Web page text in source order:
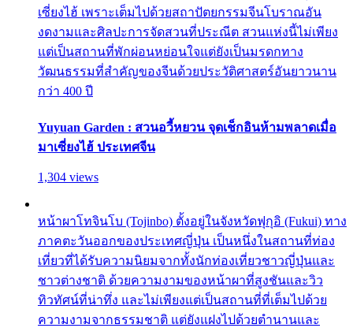
เซี่ยงไฮ้ เพราะเต็มไปด้วยสถาปัตยกรรมจีนโบราณอัน
งดงามและศิลปะการจัดสวนที่ประณีต สวนแห่งนี้ไม่เพียง
แต่เป็นสถานที่พักผ่อนหย่อนใจแต่ยังเป็นมรดกทาง
วัฒนธรรมที่สำคัญของจีนด้วยประวัติศาสตร์อันยาวนาน
กว่า 400 ปี
Yuyuan Garden : สวนอวี้หยวน จุดเช็กอินห้ามพลาดเมื่อ
มาเซี่ยงไฮ้ ประเทศจีน
1,304 views
หน้าผาโทจินโบ (Tojinbo) ตั้งอยู่ในจังหวัดฟุกุอิ (Fukui) ทาง
ภาคตะวันออกของประเทศญี่ปุ่น เป็นหนึ่งในสถานที่ท่อง
เที่ยวที่ได้รับความนิยมจากทั้งนักท่องเที่ยวชาวญี่ปุ่นและ
ชาวต่างชาติ ด้วยความงามของหน้าผาที่สูงชันและวิว
ทิวทัศน์ที่น่าทึ่ง และไม่เพียงแต่เป็นสถานที่ที่เต็มไปด้วย
ความงามจากธรรมชาติ แต่ยังแฝงไปด้วยตำนานและ